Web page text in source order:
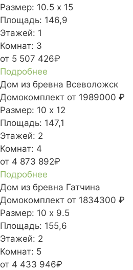
Размер: 10.5 х 15
Площадь: 146,9
Этажей: 1
Комнат: 3
от 5 507 426₽
Подробнее
Дом из бревна Всеволожск
Домокомплект от 1989000 ₽
Размер: 10 х 12
Площадь: 147,1
Этажей: 2
Комнат: 4
от 4 873 892₽
Подробнее
Дом из бревна Гатчина
Домокомплект от 1834300 ₽
Размер: 10 х 9.5
Площадь: 155,6
Этажей: 2
Комнат: 5
от 4 433 946₽